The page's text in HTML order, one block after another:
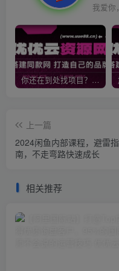
我爱你
你还在到处找项目？还在当韭菜？我靠网创资源站一个月收入5万+，曾经我也是个失败者。
上一篇
2024闲鱼内部课程，避雷指
南，不走弯路快速成长
相关推荐